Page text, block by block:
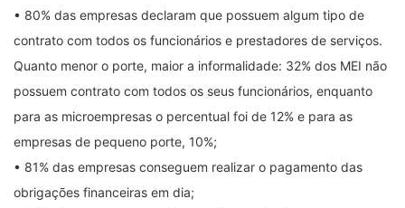
• 80% das empresas declaram que possuem algum tipo de
contrato com todos os funcionários e prestadores de serviços.
Quanto menor o porte, maior a informalidade: 32% dos MEI não
possuem contrato com todos os seus funcionários, enquanto
para as microempresas o percentual foi de 12% e para as
empresas de pequeno porte, 10%;
• 81% das empresas conseguem realizar o pagamento das
obrigações financeiras em dia;